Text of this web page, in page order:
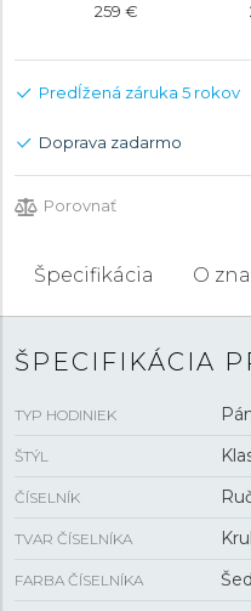
259 €
Predĺžená záruka 5 rokov
Doprava zadarmo
Porovnať
Špecifikácia O
ŠPECIFIKÁCIA
TYP HODINIEK
ŠTÝL
ČÍSELNÍK
TVAR ČÍSELNÍKA
FARBA ČÍSELNÍKA